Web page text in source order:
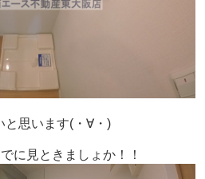
と思います(・∀・)
に見ときましょか！！